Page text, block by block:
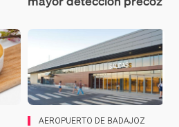
AEROPUERTO DE BADAJOZ